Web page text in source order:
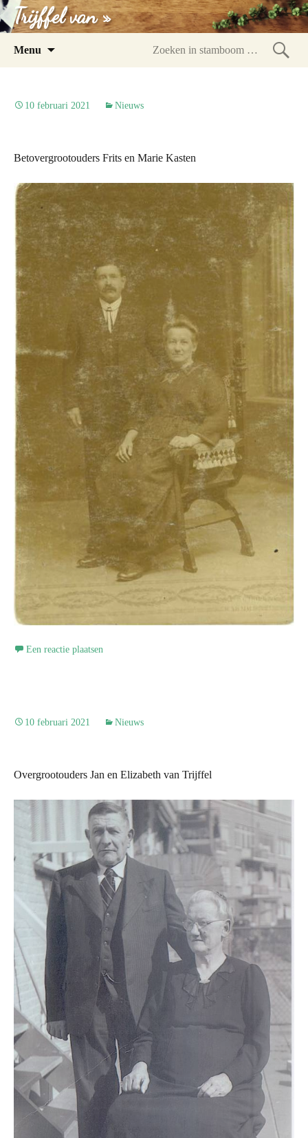
Trijffel van »
Menu
10 februari 2021 Nieuws
Betovergrootouders Frits en Marie Kasten
Een reactie plaatsen
10 februari 2021 Nieuws
Overgrootouders Jan en Elizabeth van Trijffel